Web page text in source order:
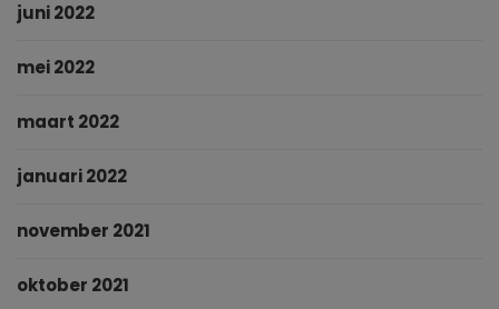
juni 2022
mei 2022
maart 2022
januari 2022
november 2021
oktober 2021